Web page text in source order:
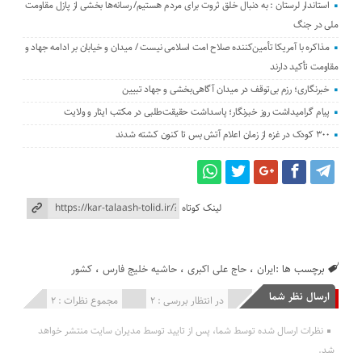
استاندار لرستان : به دنبال خلق ثروت برای مردم هستیم/ رسانه‌ها بخشی از پازل مقاومت
ملی در جنگ
مذاکره با آمریکا تأمین‌کننده صلاح امت اسلامی نیست / میدان و خیابان بر ادامه جهاد و
مقاومت تأکید دارند
خبرنگاری؛ رزم بی‌توقف در میدان آگاهی‌بخشی و جهاد تبیین
پیام گرامیداشت روز خبرنگار؛ پاسداشت حقیقت‌طلبی در مکتب ایثار و ولایت
۳۰۰ کودک در غزه از زمان اعلام آتش بس تا کنون کشته شدند
لینک کوتاه
برچسب ها :ایران ،حاج علی اکبری ،حاشیه خلیج فارس ،کشور
ارسال نظر شما
مجموع نظرات : 2 در انتظار بررسی : 2 انتشار یافته : 0
نظرات ارسال شده توسط شما، پس از تایید توسط مدیران سایت منتشر خواهد
شد.